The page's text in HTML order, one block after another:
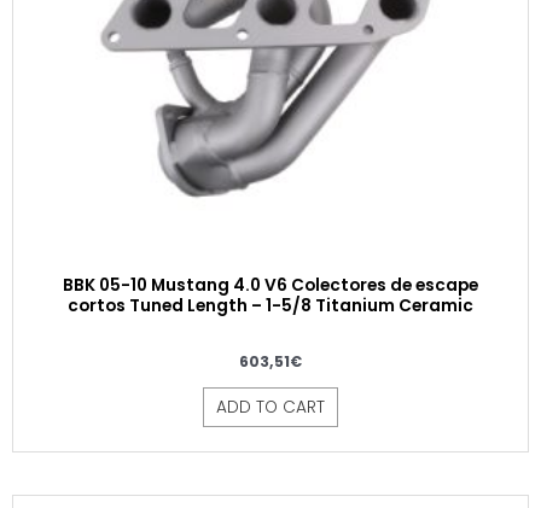
BBK 05-10 Mustang 4.0 V6 Colectores de escape
cortos Tuned Length – 1-5/8 Titanium Ceramic
603,51€
ADD TO CART